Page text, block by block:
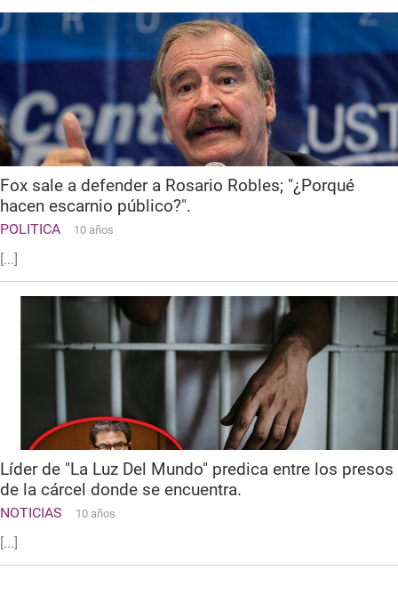
Fox sale a defender a Rosario Robles; "¿Porqué
hacen escarnio público?".
POLITICA 10 años
[...]
Líder de "La Luz Del Mundo" predica entre los presos
de la cárcel donde se encuentra.
NOTICIAS 10 años
[...]